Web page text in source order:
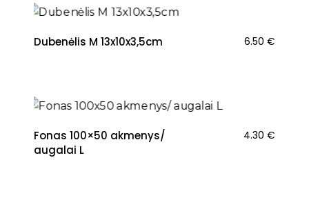
Dubenėlis M 13x10x3,5cm 6.50 €
Fonas 100×50 akmenys/
augalai L
4.30 €